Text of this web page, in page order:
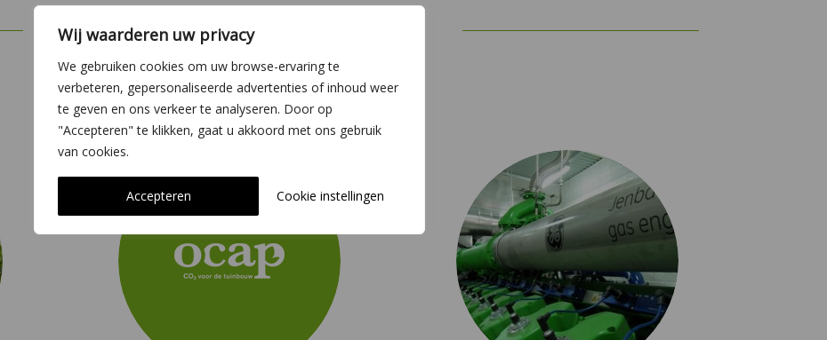
Wij waarderen uw privacy
We gebruiken cookies om uw browse-ervaring te
verbeteren, gepersonaliseerde advertenties of inhoud weer
te geven en ons verkeer te analyseren. Door op
"Accepteren" te klikken, gaat u akkoord met ons gebruik
van cookies.
Cookie instellingen
Accepteren